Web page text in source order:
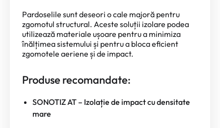
Pardoselile sunt deseori o cale majoră pentru
zgomotul structural. Aceste soluții izolare podea
utilizează materiale ușoare pentru a minimiza
înălțimea sistemului și pentru a bloca eficient
zgomotele aeriene și de impact.
Produse recomandate:
SONOTIZ AT – Izolație de impact cu densitate
mare